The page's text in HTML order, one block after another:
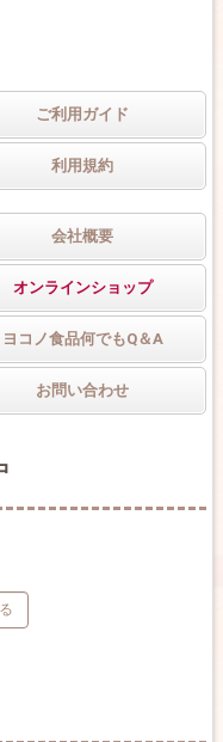
ご利用ガイド
利用規約
会社概要
オンラインショップ
ヨコノ食品何でもQ＆A
お問い合わせ